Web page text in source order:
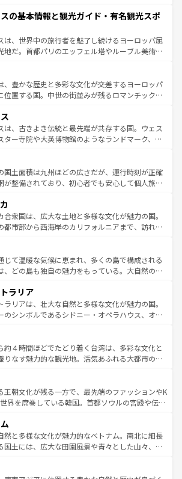
れるイタリアで、忘れられない旅をしてみよう！
着のイタリア情報は
付くこの国では、情熱的なフラメンコ、熱気あふ
、そして美味しいタパスが生活の一部となってい
マドリードの洗練された雰囲気や、バルセロナの
溢れた街角から、地方では古代ローマ遺跡や中世
方によって風土や気候が異なるスペインはその個
性で訪れる人を魅了する。 なお、新着のスペイン情報は コ
一覧を参照してほしい。
の基本情報と観光ガイド・有名観光スポ
は、世界中の旅行者を魅了し続けるヨーロッパ屈
地だ。首都パリのエッフェル塔やルーブル美術館
い魅力が詰まっている。華麗な宮殿、歴史的な大
しいビーチ、そして豊かな自然が、訪れる者を心
する。また、フランスは美食の国としても知ら
ャンパンの発祥地であるランス、プロヴァンスの
ラベンダー畑など、多彩な楽しみ方が可能だ。さ
リ以外の地域にも魅力が溢れており、どの街角に
に足を運ぶとそれぞれで全く異なる文化を体験で
きるだろう。 なお、新着のフランス情報はコンテンツ一覧
てほしい。
、豊かな歴史と多彩な文化が交差するヨーロッパ
位置する国。中世の街並みが残るロマンチック街
この国は、どこを歩いても飽きることがない。ベ
文化的活気、バイエルン州のアルプスの絶景、そ
ン川沿いのワイン畑といった風景は必見。ビール
きな人にはぜひ体験してほしい。 なお、新着の
報はコンテンツ一覧を参照してほしい。
は、古きよき伝統と最先端が共存する国。ウェス
ター寺院や大英博物館のようなランドマーク、歴
に異なる魅力がある。また、優雅なアフタヌーン
ビール好きにはたまらない英国パブ、サッカー観
本場だからこそできる体験も豊富。イギリスを旅
を参照してほしい。
国土面積は九州ほどの広さだが、運行時刻が正確
が整備されており、初心者でも安心して個人旅行
そのまま残る町や、スイスならではのユニークな
あり、アルプス観光だけでなく町歩きも満喫する
きる。国民の所得が高いため物価も高いが、旅行
費無料で観光を楽しむこともできる。 なお、新
ス情報はコンテンツ一覧 を参照してほしい。
合衆国は、広大な土地と多様な文化が魅力の国。
都市部から西海岸のカリフォルニアまで、訪れる
巨大都市は、観光、ショッピング、エンターテイ
が詰まった刺激的なスポットだ。一方、アメリカ
大自然が広がり、グランドキャニオンやイエロー
ーオーリンズでは、音楽と美食が融合した独特の
力。旅行者はアメリカの各地域で異なる魅力を楽
ら、その多様性と豊かな歴史を感じることができ
な旅のスタイルだ。 なお、新着のアメリカ
ンテンツ一覧を参照してほしい。
じて温暖な気候に恵まれ、多くの島で構成される
、どの島も独自の魅力をもっている。大自然の神
見逃せない。また、定番の観光地といえばオアフ
静かな自然を求めるならマウイ島やカウアイ島が
。エメラルドグリーンに輝く海をはじめ、豊かな
てなしの心で訪れる人々を迎えてくれるハワイの
いしいローカルフードやハワイアンミュージッ
的なフラダンスなど、すべてがハワイの魅力を彩
味わってほしい。 なお、新着のハワイ情報
ンツ一覧を参照してほしい。
ラリア
ラリアは、壮大な自然と多様な文化が魅力の国。
のシンボルであるシドニー・オペラハウス、オー
フや大陸中央部にそびえるウルル（エアーズロッ
スマニアの美しい原生林やケアンズの熱帯雨林な
ころがたくさん。また、カフェやワイン、オージ
クティビティも充実しており、サーフィンやダイ
ハイキングなど、アウトドア好きにはたまらな
ストラリアの多彩な魅力を存分に味わいつくそ
しい。
約４時間ほどでたどり着く台湾は、多彩な文化と
りなす魅力的な観光地。活気あふれる大都市の台
ひつな山岳地帯である台湾東部など、都市の喧騒
静けさが共存しており、訪れる人に新しい発見と
たらしてくれる。また、奥深い台湾の食文化も魅
いと評判のスイーツなど、バラエティ豊かな料理
が味わえる。 なお、新着の台湾情報は コンテンツ一覧を参
しい。
王朝文化が残る一方で、最先端のファッションやK
界を席巻している韓国。首都ソウルの宮殿や伝統
に足を延ばせば四季折々の自然美を楽しむことが
そして、キムチや焼肉、絶品のストリートフード
まざまな韓国料理が待っている。夜には、韓国な
包まれながら、韓国の多彩な魅力を心ゆくまで味
然と多様な文化が魅力的なベトナム。南北に細長
国土には、広大な田園風景や青々とした山々、世
展と共に伝統が息づく。ハノイの古い町並みやホ